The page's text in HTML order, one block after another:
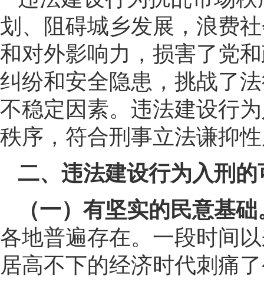
划、阻碍城乡发展，浪费
和对外影响力，损害了党
纠纷和安全隐患，挑战了
不稳定因素。违法建设行
秩序，符合刑事立法谦抑
二、违法建设行为入刑的
（一）有坚实的民意基础
各地普遍存在。一段时间
居高不下的经济时代刺痛